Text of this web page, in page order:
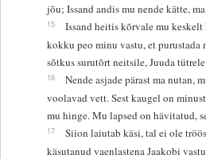
jõu; Issand andis mu nende kätte,
15
Issand heitis kõrvale mu
kokku peo minu vastu, et purustada
sõtkus surutõrt neitsile, Juuda tütrele.
16
Nende asjade pärast ma nutan,
voolavad vett. Sest kaugel on
mu hinge. Mu lapsed on hävitatud,
17
Siion laiutab käsi, tal ei ole
käsutanud vaenlastena Jaakobi